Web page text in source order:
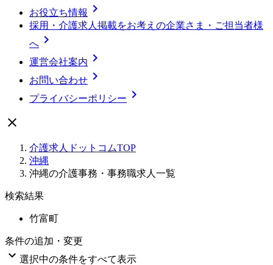
お役立ち情報 
採用・介護求人掲載をお考えの企業さま・ご担当者様
へ 
運営会社案内 
お問い合わせ 
プライバシーポリシー 

介護求人ドットコムTOP
沖縄
沖縄の介護事務・事務職求人一覧
検索結果
竹富町
条件の追加・変更
 選択中の条件をすべて表示